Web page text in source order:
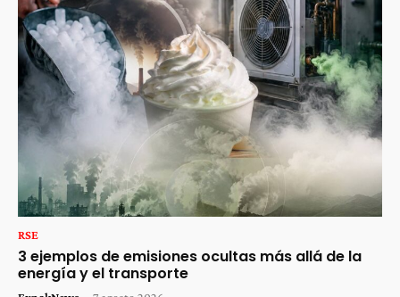
RSE
3 ejemplos de emisiones ocultas más allá de la
energía y el transporte